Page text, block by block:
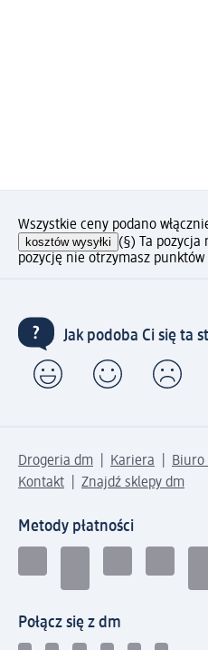
Wszystkie ceny podano
kosztów wysyłki (§) Ta pozycja
pozycję nie otrzymasz punktów
Jak podoba Ci się ta
Drogeria dm Kariera
Biuro
Kontakt
Znajdź sklepy dm
Metody płatności
Połącz się z dm